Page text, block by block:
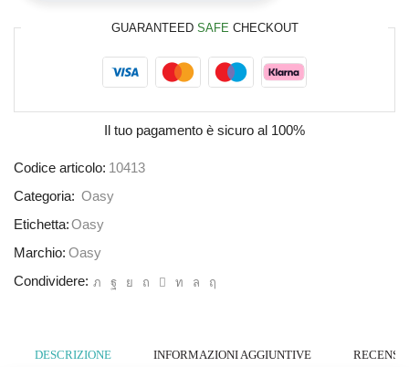
GUARANTEED SAFE CHECKOUT
Il tuo pagamento è sicuro al 100%
Codice articolo: 10413
Categoria: Oasy
Etichetta:Oasy
Marchio: Oasy
Condividere:
DESCRIZIONE INFORMAZIONI AGGIUNTIVE